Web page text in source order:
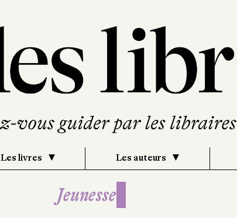
Les livres Les auteurs
Jeunesse